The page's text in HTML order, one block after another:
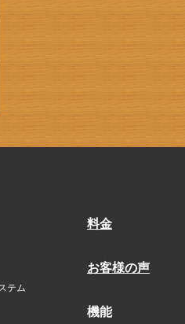
テム
料金
お客様の声
機能